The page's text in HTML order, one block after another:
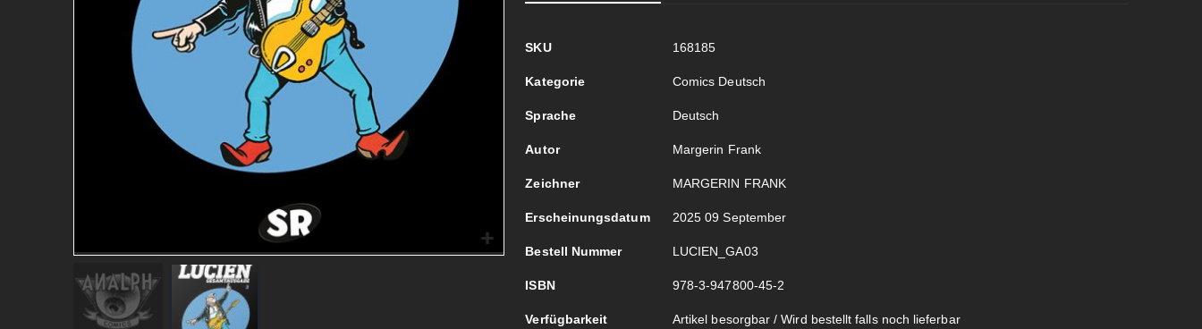
Mehr
SKU 168185
Kategorie Comics Deutsch
Sprache Deutsch
Autor Margerin Frank
Zeichner MARGERIN FRANK
Erscheinungsdatum 2025 09 September
Bestell Nummer LUCIEN_GA03
ISBN 978-3-947800-45-2
Verfügbarkeit Artikel besorgbar / Wird bestellt falls noch lieferbar